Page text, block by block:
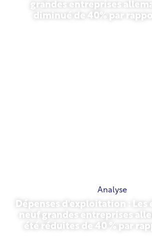
grandes entreprises
diminué de 40% par
Analyse
Dépenses d'exploitation : Les
neuf grandes entreprises
été réduites de 40 % par